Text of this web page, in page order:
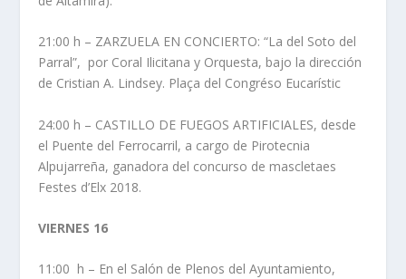
21:00 h – ZARZUELA EN CONCIERTO: “La del Soto del
Parral”, por Coral Ilicitana y Orquesta, bajo la dirección
de Cristian A. Lindsey. Plaça del Congréso Eucarístic
24:00 h – CASTILLO DE FUEGOS ARTIFICIALES, desde
el Puente del Ferrocarril, a cargo de Pirotecnia
Alpujarreña, ganadora del concurso de mascletaes
Festes d’Elx 2018.
VIERNES 16
11:00 h – En el Salón de Plenos del Ayuntamiento,